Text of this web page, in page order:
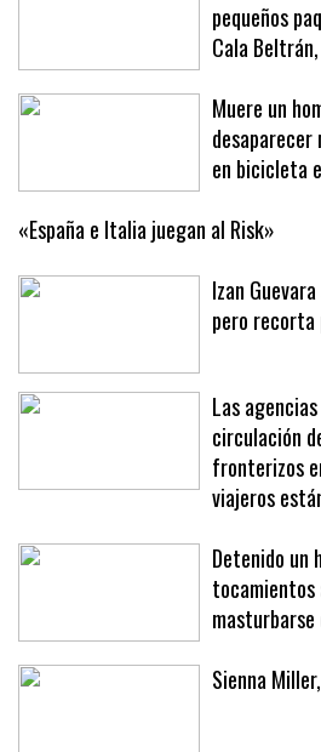
pequeños
Cala
Muere un
en bicicleta
«España e Italia juegan al Risk»
Izan
pero recorta
Las
circulación
fronterizos
viajeros
Detenido un
tocamientos
Sienna